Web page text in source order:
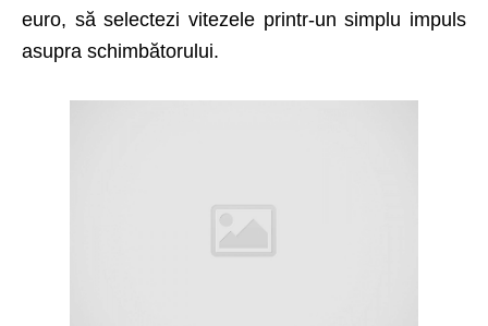
euro, să selectezi vitezele printr-un simplu impuls
asupra schimbătorului.